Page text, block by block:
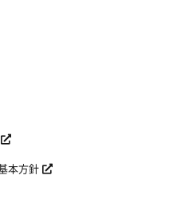
本方針